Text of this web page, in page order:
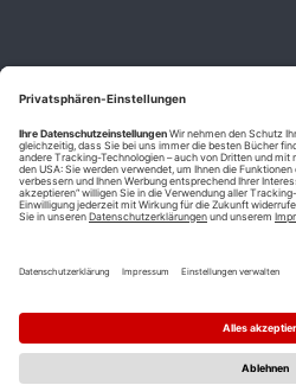
BarrierefreiheitserklärungCookie-
*
Die mit Sternchen (*)
Wenn Sie auf einen solchen Link
kaufen, bekommen wir vom
Kauf oder Preis.
Mehrwertsteuer.
Versand innerhalb Deutschlands
Bestellwert.
Vorbestellung ab 30 Tage vor